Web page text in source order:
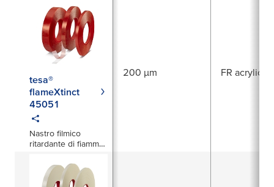
completamente
automatica dei fori
tesa®
flameXtinct
45051
Nastro filmico
ritardante di fiamma
200 µm FR acrylic